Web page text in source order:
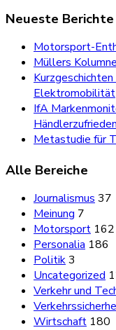
Neueste Berichte
Motorsport-
Müllers
Elektromobilität
IfA
Metastudie für
Alle Bereiche
Journalismus 37
Meinung 7
Motorsport 162
Personalia 186
Politik3
Uncategorized
Verkehr und
Wirtschaft 180